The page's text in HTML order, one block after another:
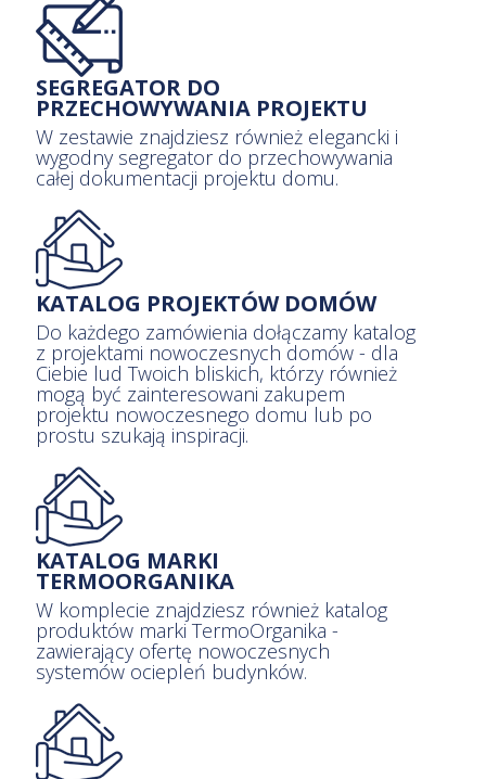
SEGREGATOR DO
PRZECHOWYWANIA PROJEKTU
W zestawie znajdziesz również elegancki i
wygodny segregator do przechowywania
całej dokumentacji projektu domu.
KATALOG PROJEKTÓW DOMÓW
Do każdego zamówienia dołączamy katalog
z projektami nowoczesnych domów - dla
Ciebie lud Twoich bliskich, którzy również
mogą być zainteresowani zakupem
projektu nowoczesnego domu lub po
prostu szukają inspiracji.
KATALOG MARKI
TERMOORGANIKA
W komplecie znajdziesz również katalog
produktów marki TermoOrganika -
zawierający ofertę nowoczesnych
systemów ociepleń budynków.